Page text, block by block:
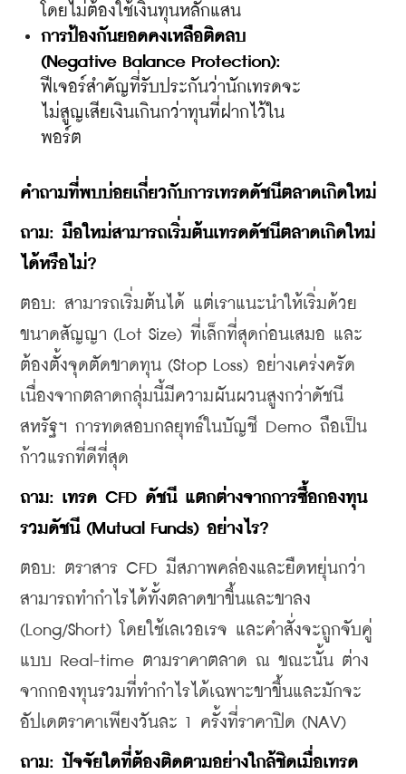
โดยไม่ต้องใช้เงินทุนหลักแสน
การป้องกันยอดคงเหลือติดลบ
(Negative Balance Protection):
ฟีเจอร์สำคัญที่รับประกันว่านักเทรดจะ
ไม่สูญเสียเงินเกินกว่าทุนที่ฝากไว้ใน
พอร์ต
​คำถามที่พบบ่อยเกี่ยวกับการเทรดดัชนีตลาดเกิดใหม่
ถาม: มือใหม่สามารถเริ่มต้นเทรดดัชนีตลาดเกิดใหม่
ได้หรือไม่?
ตอบ: สามารถเริ่มต้นได้ แต่เราแนะนำให้เริ่มด้วย
ขนาดสัญญา (Lot Size) ที่เล็กที่สุดก่อนเสมอ และ
ต้องตั้งจุดตัดขาดทุน (Stop Loss) อย่างเคร่งครัด
เนื่องจากตลาดกลุ่มนี้มีความผันผวนสูงกว่าดัชนี
สหรัฐฯ การทดสอบกลยุทธ์ในบัญชี Demo ถือเป็น
ก้าวแรกที่ดีที่สุด
ถาม: เทรด CFD ดัชนี แตกต่างจากการซื้อกองทุน
รวมดัชนี (Mutual Funds) อย่างไร?
ตอบ: ตราสาร CFD มีสภาพคล่องและยืดหยุ่นกว่า
สามารถทำกำไรได้ทั้งตลาดขาขึ้นและขาลง
(Long/Short) โดยใช้เลเวอเรจ และคำสั่งจะถูกจับคู่
แบบ Real-time ตามราคาตลาด ณ ขณะนั้น ต่าง
จากกองทุนรวมที่ทำกำไรได้เฉพาะขาขึ้นและมักจะ
อัปเดตราคาเพียงวันละ 1 ครั้งที่ราคาปิด (NAV)
ถาม: ปัจจัยใดที่ต้องติดตามอย่างใกล้ชิดเมื่อเทรด